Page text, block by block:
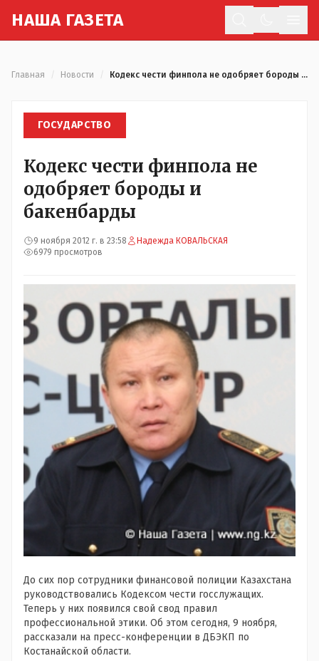
НАША ГАЗЕТА
Главная Новости Кодекс чести финпола не одобряет бороды и бакенбарды
ГОСУДАРСТВО
Кодекс чести финпола не
одобряет бороды и
бакенбарды
9 ноября 2012 г. в 23:58
Надежда КОВАЛЬСКАЯ
6979 просмотров
До сих пор сотрудники финансовой полиции Казахстана
руководствовались Кодексом чести госслужащих.
Теперь у них появился свой свод правил
профессиональной этики. Об этом сегодня, 9 ноября,
рассказали на пресс-конференции в ДБЭКП по
Костанайской области.